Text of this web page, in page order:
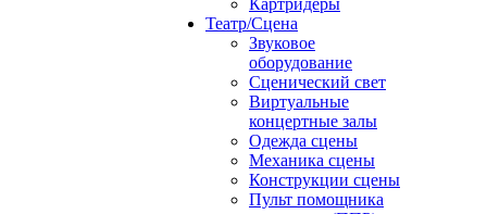
Картридеры
Театр/Сцена
Звуковое
оборудование
Сценический свет
Виртуальные
концертные залы
Одежда сцены
Механика сцены
Конструкции сцены
Пульт помощника